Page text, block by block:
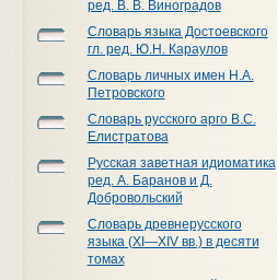
ред. В. В. Виноградов
Словарь языка Достоевского
гл. ред. Ю.Н. Караулов
Словарь личных имен Н.А.
Петровского
Словарь русского арго В.С.
Елистратова
Русская заветная идиоматика
ред. А. Баранов и Д.
Добровольский
Словарь древнерусского
языка (XI—XIV вв.) в десяти
томах